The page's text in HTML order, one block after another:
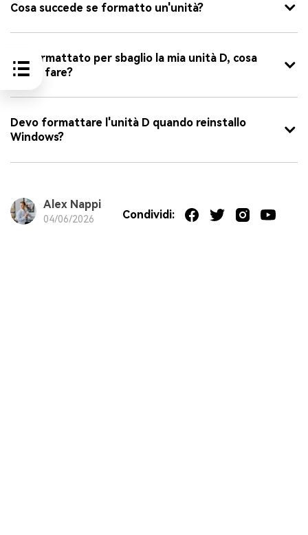
Cosa succede se formatto un'unità?
Ho formattato per sbaglio la mia unità D, cosa
posso fare?
Devo formattare l'unità D quando reinstallo
Windows?
Alex Nappi
04/06/2026 Condividi: